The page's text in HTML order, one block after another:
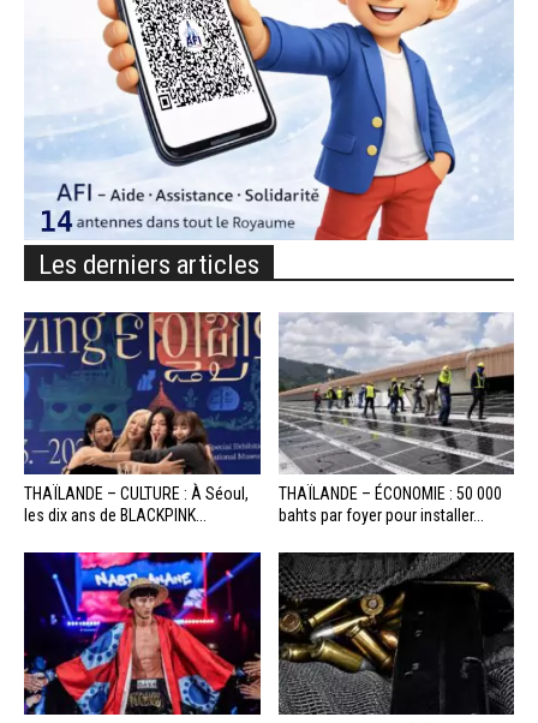
Les derniers articles
THAÏLANDE – CULTURE : À Séoul,
les dix ans de BLACKPINK...
THAÏLANDE – ÉCONOMIE : 50 000
bahts par foyer pour installer...